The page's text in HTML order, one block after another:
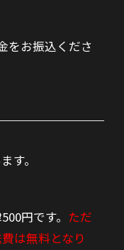
をお振込くださ
す。
円です。 ただ
は無料となり